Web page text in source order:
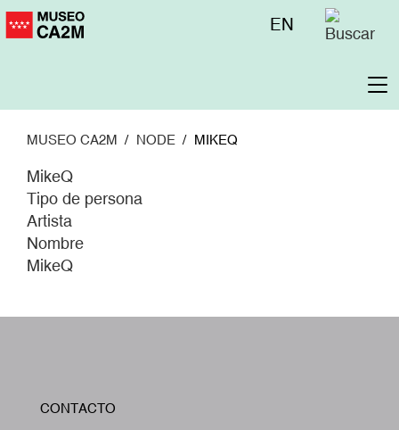
Pasar
Menú
EN
MUSEO CA2M NODE MIKEQ
MikeQ
Tipo de persona
Artista
Nombre
MikeQ
CONTACTO